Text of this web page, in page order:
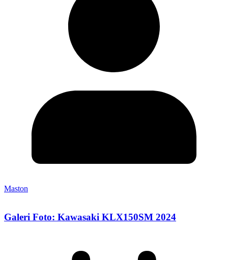
Maston
Galeri Foto: Kawasaki KLX150SM 2024